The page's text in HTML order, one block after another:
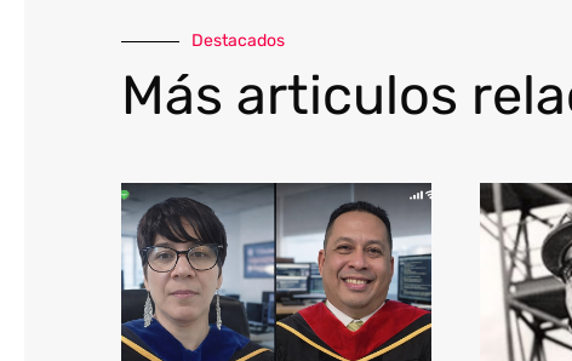
Destacados
Más articulos